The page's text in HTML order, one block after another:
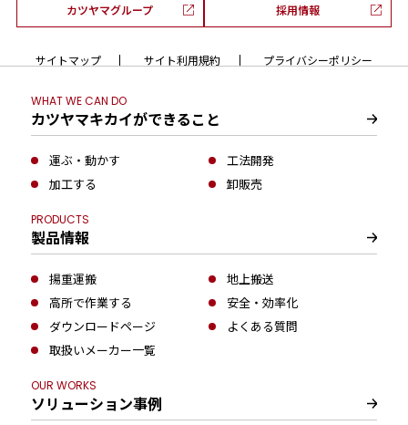
カツヤマグループ 採用情報
サイトマップ サイト利用規約 プライバシーポリシー
WHAT WE CAN DO
カツヤマキカイができること
運ぶ・動かす
工法開発
加工する
卸販売
PRODUCTS
製品情報
揚重運搬
地上搬送
高所で作業する
安全・効率化
ダウンロードページ
よくある質問
取扱いメーカー一覧
OUR WORKS
ソリューション事例